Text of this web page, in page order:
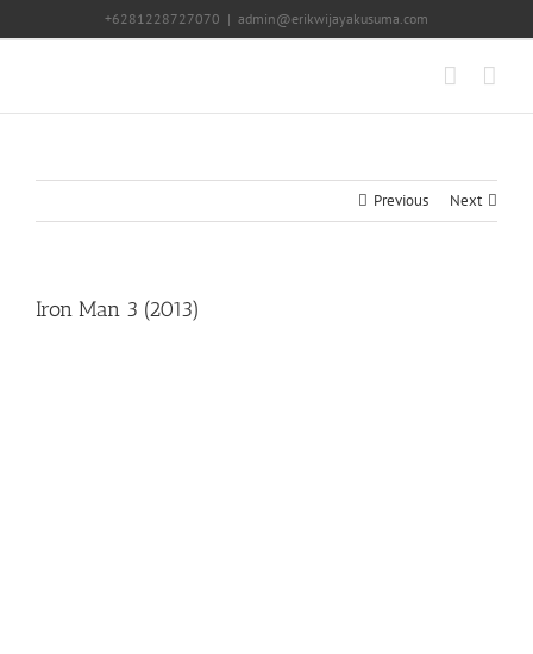
+6281228727070 | admin@erikwijayakusuma.com
Previous Next
Iron Man 3 (2013)